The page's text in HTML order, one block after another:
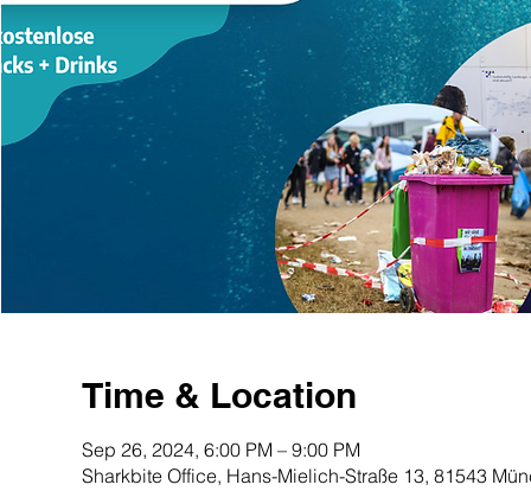
Time & Location
Sep 26, 2024, 6:00 PM – 9:00 PM
Sharkbite Office, Hans-Mielich-Straße 13, 81543